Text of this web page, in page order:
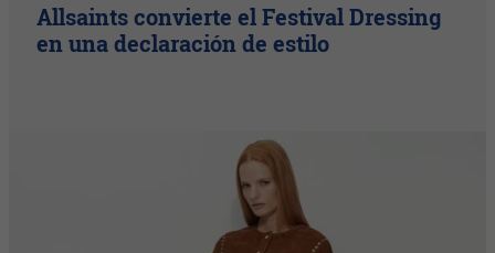
Allsaints convierte el Festival Dressing
en una declaración de estilo